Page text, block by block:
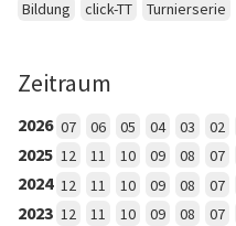
Bildung
click-TT Turnierserie
Zeitraum
2026 07 06 05 04 03 02
2025 12 11 10 09 08 07
2024 12 11 10 09 08 07
2023 12 11 10 09 08 07